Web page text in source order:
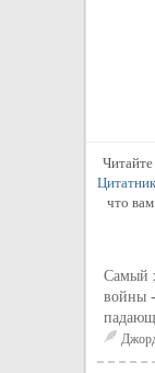
что
Самый
войны